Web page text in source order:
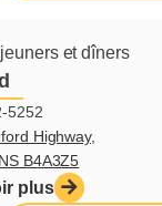
et dîners
5252
Highway,
B4A3Z5
plus